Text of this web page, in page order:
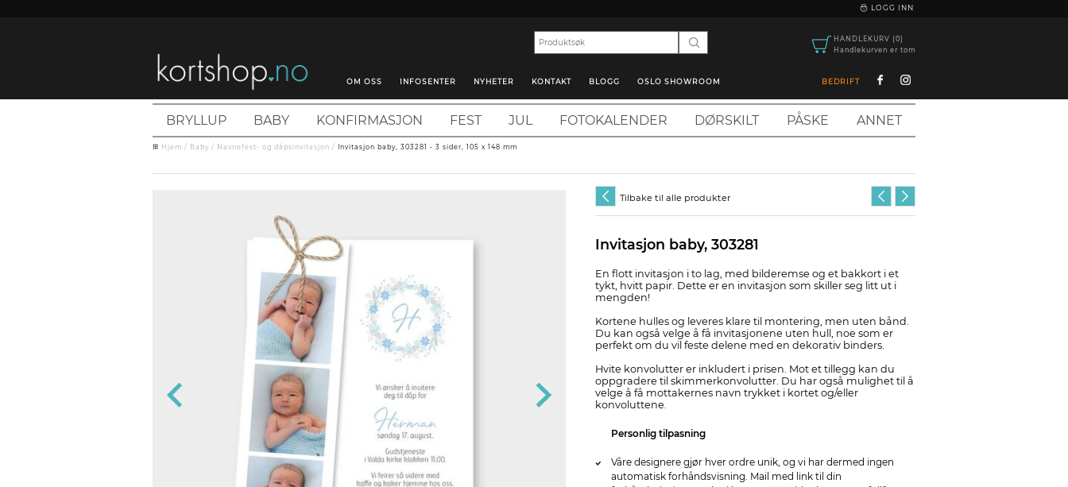
LOGG INN
HANDLEKURV (0)
Handlekurven er tom
OM OSS INFOSENTER NYHETER KONTAKT BLOGG OSLO SHOWROOM BEDRIFT
BRYLLUP BABY KONFIRMASJON FEST JUL FOTOKALENDER DØRSKILT PÅSKE ANNET
Hjem / Baby / Navnefest- og dåpsinvitasjon / Invitasjon baby, 303281 - 3 sider, 105 x 148 mm
Tilbake til alle produkter
Invitasjon baby, 303281
En flott invitasjon i to lag, med bilderemse og et bakkort i et
tykt, hvitt papir. Dette er en invitasjon som skiller seg litt ut i
mengden!
Kortene hulles og leveres klare til montering, men uten bånd.
Du kan også velge å få invitasjonene uten hull, noe som er
perfekt om du vil feste delene med en dekorativ binders.
Hvite konvolutter er inkludert i prisen. Mot et tillegg kan du
oppgradere til skimmerkonvolutter. Du har også mulighet til å
velge å få mottakernes navn trykket i kortet og/eller
konvoluttene.
Personlig tilpasning
Våre designere gjør hver ordre unik, og vi har dermed ingen
automatisk forhåndsvisning. Mail med link til din